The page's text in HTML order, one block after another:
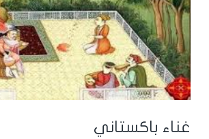
غناء باكستاني